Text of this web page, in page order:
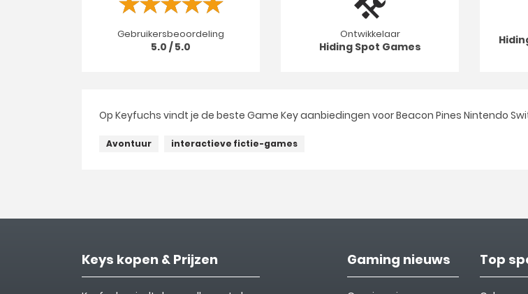
Gebruikersbeoordeling
5.0 / 5.0
Ontwikkelaar
Hiding Spot Games
Op Keyfuchs vindt je de beste Game Key aanbiedingen voor Beacon Pines Nintendo
Avontuur interactieve fictie-games
Keys kopen & Prijzen Gaming nieuws Top